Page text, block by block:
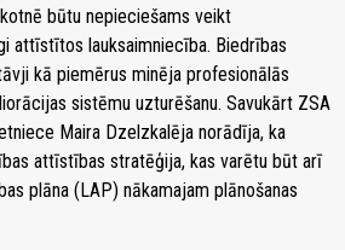
būtu nepieciešams veikt
attīstītos lauksaimniecība. Biedrības
kā piemērus minēja profesionālās
sistēmu uzturēšanu. Savukārt ZSA
Maira Dzelzkalēja norādīja, ka
attīstības stratēģija, kas varētu būt arī
plāna (LAP) nākamajam plānošanas